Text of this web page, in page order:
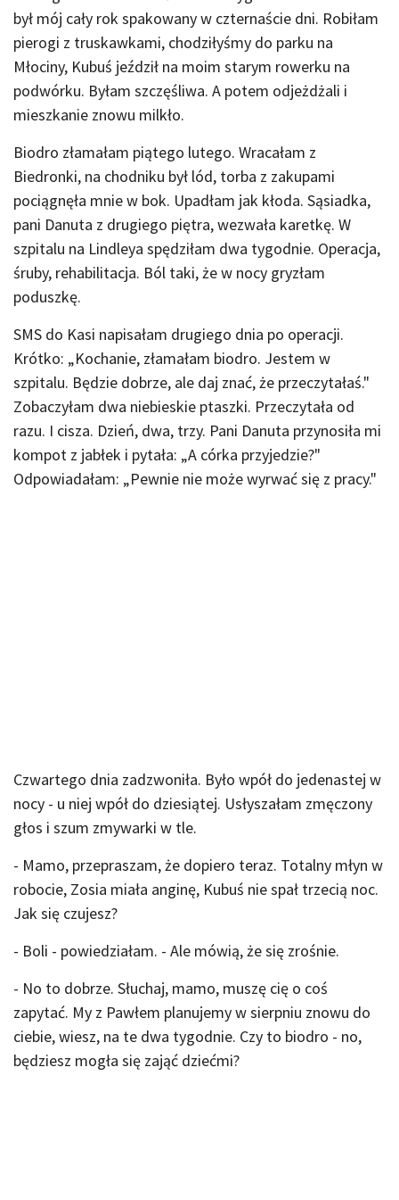
był mój cały rok spakowany w czternaście dni. Robiłam
pierogi z truskawkami, chodziłyśmy do parku na
Młociny, Kubuś jeździł na moim starym rowerku na
podwórku. Byłam szczęśliwa. A potem odjeżdżali i
mieszkanie znowu milkło.
Biodro złamałam piątego lutego. Wracałam z
Biedronki, na chodniku był lód, torba z zakupami
pociągnęła mnie w bok. Upadłam jak kłoda. Sąsiadka,
pani Danuta z drugiego piętra, wezwała karetkę. W
szpitalu na Lindleya spędziłam dwa tygodnie. Operacja,
śruby, rehabilitacja. Ból taki, że w nocy gryzłam
poduszkę.
SMS do Kasi napisałam drugiego dnia po operacji.
Krótko: „Kochanie, złamałam biodro. Jestem w
szpitalu. Będzie dobrze, ale daj znać, że przeczytałaś."
Zobaczyłam dwa niebieskie ptaszki. Przeczytała od
razu. I cisza. Dzień, dwa, trzy. Pani Danuta przynosiła mi
kompot z jabłek i pytała: „A córka przyjedzie?"
Odpowiadałam: „Pewnie nie może wyrwać się z pracy."
Czwartego dnia zadzwoniła. Było wpół do jedenastej w
nocy - u niej wpół do dziesiątej. Usłyszałam zmęczony
głos i szum zmywarki w tle.
- Mamo, przepraszam, że dopiero teraz. Totalny młyn w
robocie, Zosia miała anginę, Kubuś nie spał trzecią noc.
Jak się czujesz?
- Boli - powiedziałam. - Ale mówią, że się zrośnie.
- No to dobrze. Słuchaj, mamo, muszę cię o coś
zapytać. My z Pawłem planujemy w sierpniu znowu do
ciebie, wiesz, na te dwa tygodnie. Czy to biodro - no,
będziesz mogła się zająć dziećmi?